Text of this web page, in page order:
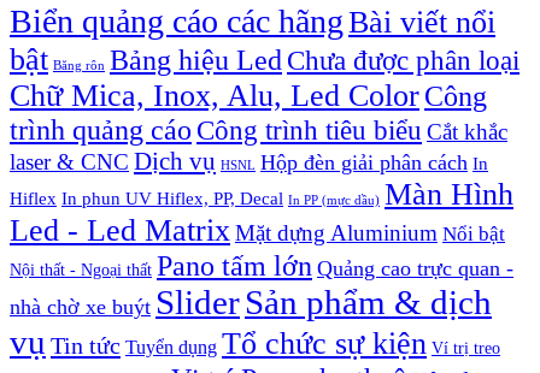
Biển quảng cáo các hãngBài viết nổi
bật Băng rôn Bảng hiệu Led Chưa được phân loại
Chữ Mica, Inox, Alu, Led ColorCông
trình quảng cáo Công trình tiêu biểu Cắt khắc
laser & CNC Dịch vụ HSNL Hộp đèn giải phân cách In
Hiflex In phun UV Hiflex, PP, Decal In PP (mực dầu) Màn Hình
Led - Led MatrixMặt dựng Aluminium Nổi bật
Nội thất - Ngoại thất Pano tấm lớn Quảng cao trực quan -
nhà chờ xe buýt SliderSản phẩm & dịch
vụ Tin tức Tuyển dụng Tổ chức sự kiện Ví trị treo